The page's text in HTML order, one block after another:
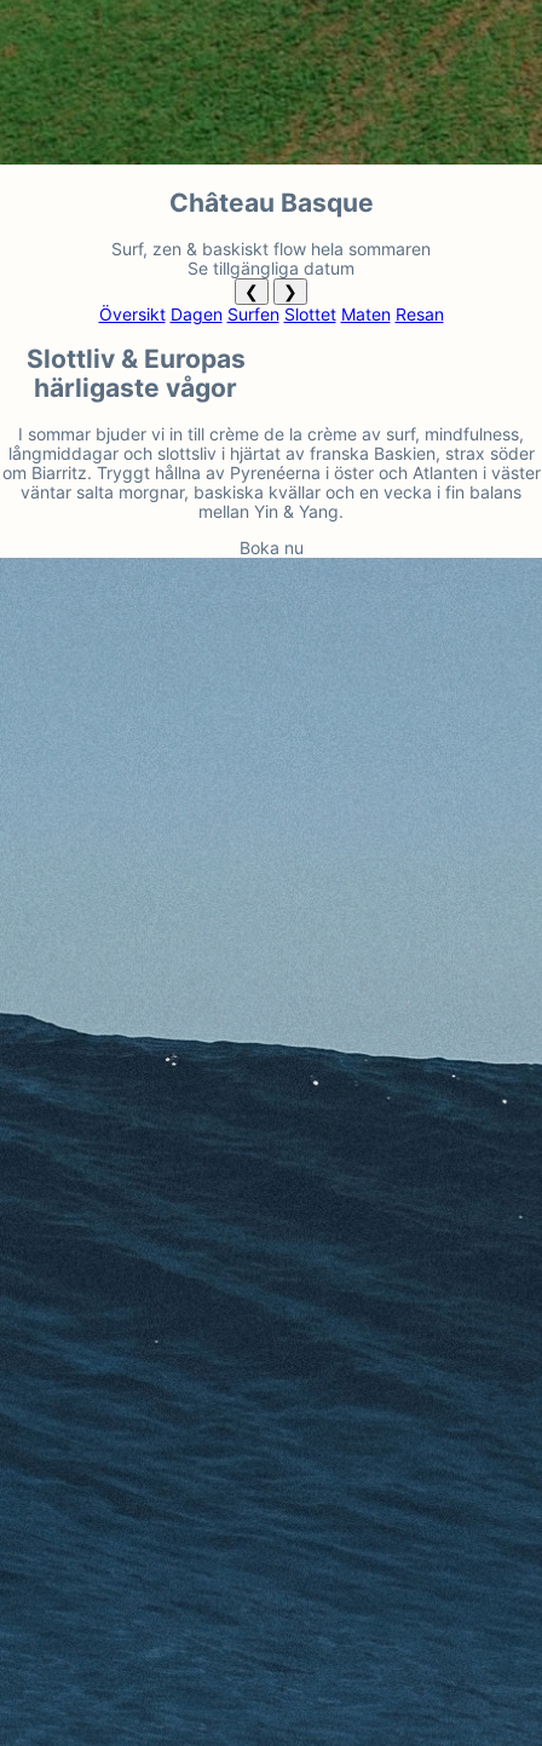
Château Basque
Surf, zen & baskiskt flow hela sommaren
Se tillgängliga datum
❮
❯
Översikt Dagen Surfen Slottet Maten Resan
Slottliv & Europas
härligaste vågor
I sommar bjuder vi in till crème de la crème av surf, mindfulness,
långmiddagar och slottsliv i hjärtat av franska Baskien, strax söder
om Biarritz. Tryggt hållna av Pyrenéerna i öster och Atlanten i väster
väntar salta morgnar, baskiska kvällar och en vecka i fin balans
mellan Yin & Yang.
Boka nu